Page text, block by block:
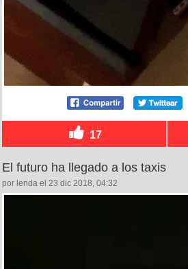
17
El futuro ha llegado a los taxis
por lenda el 23 dic 2018, 04:32